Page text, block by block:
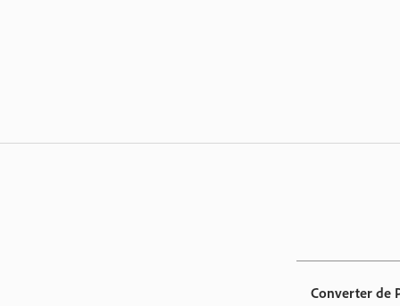
Converter de